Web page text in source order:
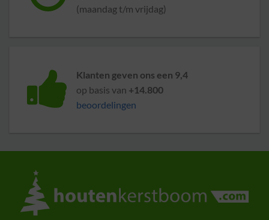
(maandag t/m vrijdag)
Klanten geven ons een 9,4
op basis van +14.800
beoordelingen